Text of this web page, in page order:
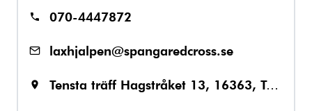
070-4447872
laxhjalpen@spangaredcross.se
Tensta träff Hagstråket 13, 16363, Tensta